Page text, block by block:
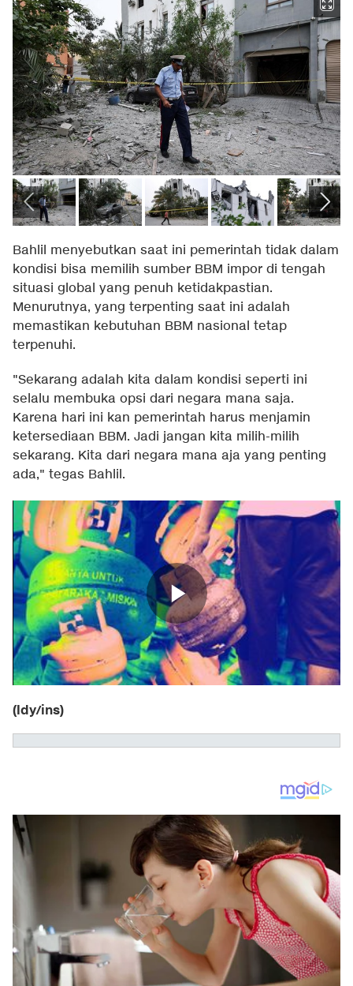
Bahlil menyebutkan saat ini pemerintah tidak dalam
kondisi bisa memilih sumber BBM impor di tengah
situasi global yang penuh ketidakpastian.
Menurutnya, yang terpenting saat ini adalah
memastikan kebutuhan BBM nasional tetap
terpenuhi.
"Sekarang adalah kita dalam kondisi seperti ini
selalu membuka opsi dari negara mana saja.
Karena hari ini kan pemerintah harus menjamin
ketersediaan BBM. Jadi jangan kita milih-milih
sekarang. Kita dari negara mana aja yang penting
ada," tegas Bahlil.
(ldy/ins)